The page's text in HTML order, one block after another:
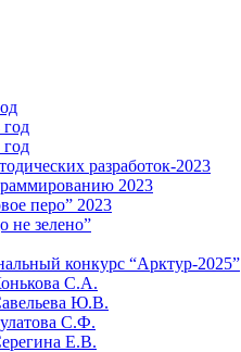
разработок-2023
2023
перо” 2023
не зелено”
конкурс “Арктур-2025”
С.А.
Ю.В.
С.Ф.
Е.В.